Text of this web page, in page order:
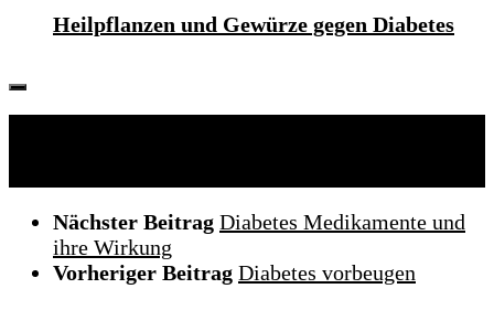
Heilpflanzen und Gewürze gegen Diabetes
Nächster Beitrag Diabetes Medikamente und
ihre Wirkung
Vorheriger Beitrag Diabetes vorbeugen